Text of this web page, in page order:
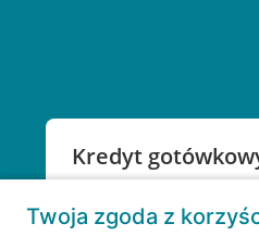
Kredyt
RRSO: 9,6%
Twoja zgoda z